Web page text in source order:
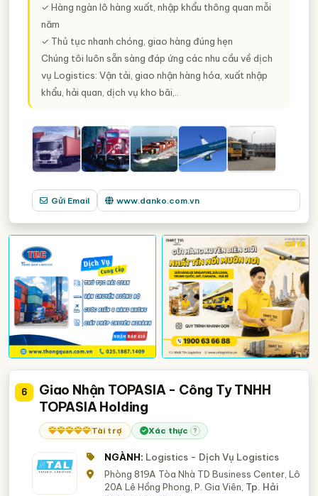
✓ Hàng ngàn lô hàng xuất, nhập khẩu thông quan mỗi
năm
✓ Thủ tục nhanh chóng, giao hàng đúng hẹn
Chúng tôi luôn sẵn sàng đáp ứng các nhu cầu về dịch
vụ Logistics: Vận tải, giao nhận hàng hóa, xuất nhập
khẩu, hải quan, dịch vụ kho bãi,..
Gửi Email www.danko.com.vn
6
Giao Nhận TOPASIA - Công Ty TNHH
TOPASIA Holding
Tài trợ Xác thực ?
NGÀNH: Logistics - Dịch Vụ Logistics
Phòng 819A Tòa Nhà TD Business Center, Lô
20A Lê Hồng Phong, P. Gia Viên, Tp. Hải